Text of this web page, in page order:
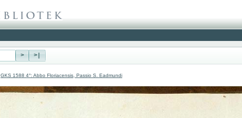
> >|
GKS 1588 4°: Abbo Floriacensis, Passio S. Eadmundi